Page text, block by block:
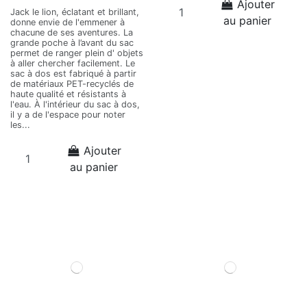
Jack le lion, éclatant et brillant,
donne envie de l'emmener à
chacune de ses aventures. La
grande poche à l’avant du sac
permet de ranger plein d' objets
à aller chercher facilement. Le
sac à dos est fabriqué à partir
de matériaux PET-recyclés de
haute qualité et résistants à
l'eau. À l'intérieur du sac à dos,
il y a de l'espace pour noter
les...
Ajouter
au panier
Ajouter
au panier